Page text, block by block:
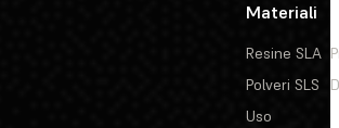
Materiali
Resine SLA
Polveri SLS
Uso